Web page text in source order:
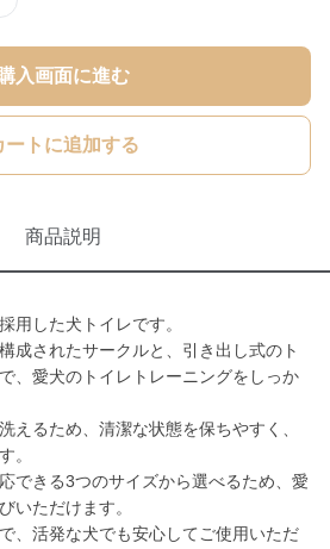
購入画面に進む
ートに追加する
商品説明
用した犬トイレです。
成されたサークルと、引き出し式のト
、愛犬のトイレトレーニングをしっか
えるため、清潔な状態を保ちやすく、
。
できる3つのサイズから選べるため、愛
いただけます。
、活発な犬でも安心してご使用いただ